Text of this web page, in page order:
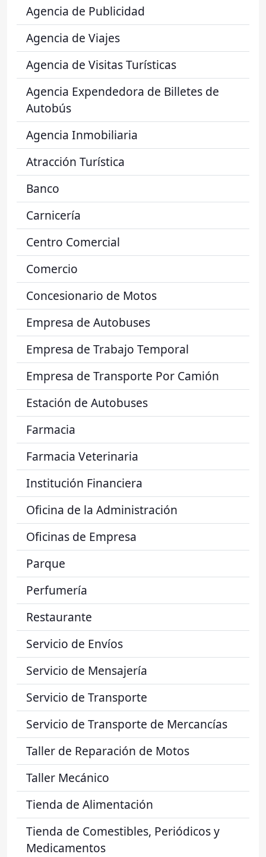
Agencia de Publicidad
Agencia de Viajes
Agencia de Visitas Turísticas
Agencia Expendedora de Billetes de
Autobús
Agencia Inmobiliaria
Atracción Turística
Banco
Carnicería
Centro Comercial
Comercio
Concesionario de Motos
Empresa de Autobuses
Empresa de Trabajo Temporal
Empresa de Transporte Por Camión
Estación de Autobuses
Farmacia
Farmacia Veterinaria
Institución Financiera
Oficina de la Administración
Oficinas de Empresa
Parque
Perfumería
Restaurante
Servicio de Envíos
Servicio de Mensajería
Servicio de Transporte
Servicio de Transporte de Mercancías
Taller de Reparación de Motos
Taller Mecánico
Tienda de Alimentación
Tienda de Comestibles, Periódicos y
Medicamentos